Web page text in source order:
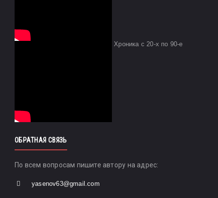
Хроника с 20-х по 90-е
ОБРАТНАЯ СВЯЗЬ
По всем вопросам пишите автору на адрес:
yasenov63@gmail.com